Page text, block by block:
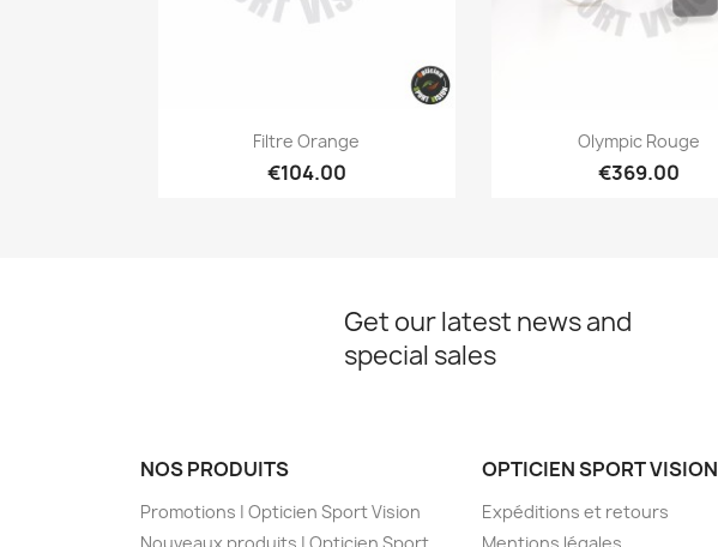
Quick view
Filtre Orange
€104.00
Quick view
Olympic Rouge
€369.00
Get our latest news and
special sales
NOS PRODUITS
Promotions | Opticien Sport Vision
OPTICIEN SPORT VISION
Expéditions et retours